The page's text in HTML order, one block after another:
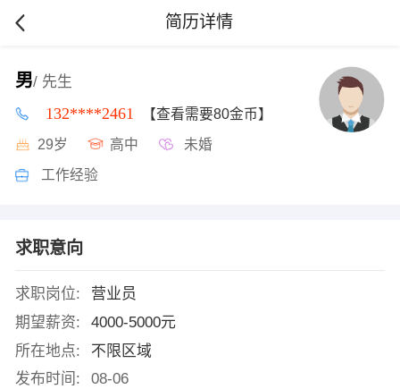
简历详情
男/ 先生
132****2461 【查看需要80金币】
29岁 高中 未婚
工作经验
求职意向
求职岗位:
营业员
期望薪资:
4000-5000元
所在地点:
不限区域
发布时间:
08-06